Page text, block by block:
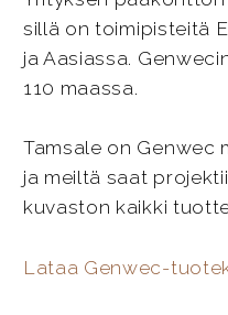
sillä on toimipisteitä
ja Aasiassa.
110 maassa.
Tamsale on Genwec
ja meiltä saat
kuvaston kaikki
Lataa Genwec-